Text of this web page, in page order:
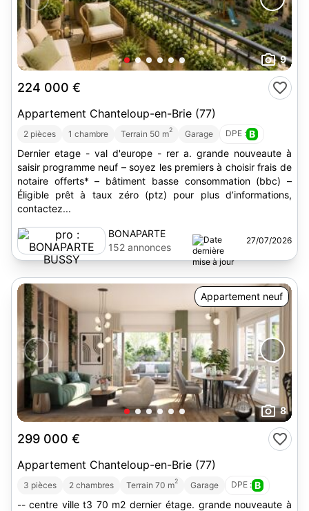
9
224 000 €
Appartement Chanteloup-en-Brie (77)
2 pièces 1 chambre Terrain 50 m2 Garage DPE : B
Dernier etage - val d'europe - rer a. grande nouveaute à
saisir programme neuf – soyez les premiers à choisir frais de
notaire offerts* – bâtiment basse consommation (bbc) –
Éligible prêt à taux zéro (ptz) pour plus d’informations,
contactez...
BONAPARTE
BUSSY
152 annonces
27/07/2026
Appartement neuf
8
299 000 €
Appartement Chanteloup-en-Brie (77)
3 pièces 2 chambres Terrain 70 m2 Garage DPE : B
-- centre ville t3 70 m2 dernier étage. grande nouveaute à